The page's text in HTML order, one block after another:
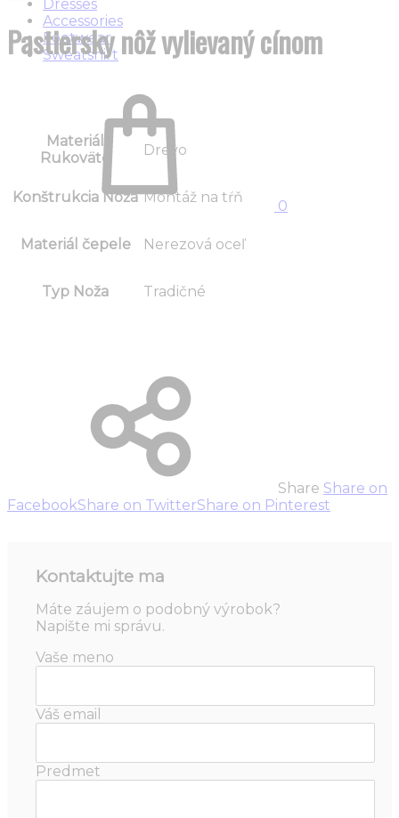
Dresses
Accessories
Footwear
Sweatshirt
0
navigation
Pastiersky nôž vylievaný cínom
Kontaktujte ma
Máte záujem o podobný výrobok?
Napište mi správu.
Vaše meno
Váš email
Predmet
Materiál
Rukoväte
Drevo
Konštrukcia Noža Montáž na tŕň
Materiál čepele Nerezová oceľ
Typ Noža Tradičné
Share Share on
FacebookShare on TwitterShare on Pinterest